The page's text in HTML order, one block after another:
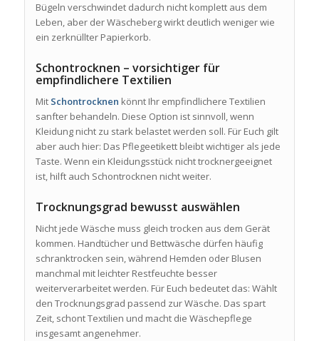
Bügeln verschwindet dadurch nicht komplett aus dem
Leben, aber der Wäscheberg wirkt deutlich weniger wie
ein zerknüllter Papierkorb.
Schontrocknen – vorsichtiger für
empfindlichere Textilien
Mit Schontrocknen könnt Ihr empfindlichere Textilien
sanfter behandeln. Diese Option ist sinnvoll, wenn
Kleidung nicht zu stark belastet werden soll. Für Euch gilt
aber auch hier: Das Pflegeetikett bleibt wichtiger als jede
Taste. Wenn ein Kleidungsstück nicht trocknergeeignet
ist, hilft auch Schontrocknen nicht weiter.
Trocknungsgrad bewusst auswählen
Nicht jede Wäsche muss gleich trocken aus dem Gerät
kommen. Handtücher und Bettwäsche dürfen häufig
schranktrocken sein, während Hemden oder Blusen
manchmal mit leichter Restfeuchte besser
weiterverarbeitet werden. Für Euch bedeutet das: Wählt
den Trocknungsgrad passend zur Wäsche. Das spart
Zeit, schont Textilien und macht die Wäschepflege
insgesamt angenehmer.